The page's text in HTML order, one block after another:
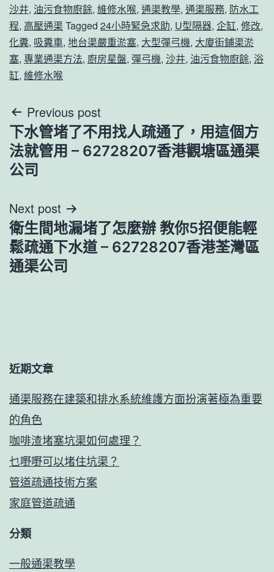
沙井, 油污食物廚餘, 維修水喉, 通渠教學, 通渠服務, 防水工
程, 高壓通渠 Tagged 24小時緊急求助, U型隔器, 企缸, 修改,
化糞, 吸糞車, 地台渠嚴重淤塞, 大型彈弓機, 大廈街鋪渠淤
塞, 專業通渠方法, 廚房星盤, 彈弓機, 沙井, 油污食物廚餘, 浴
缸, 維修水喉
文
章
導
覽
Previous post
下水管堵了不用找人疏通了，用這個方
法就管用 – 62728207香港觀塘區通渠
公司
Next post
衛生間地漏堵了怎麼辦 教你5招便能輕
鬆疏通下水道 – 62728207香港荃灣區
通渠公司
近期文章
通渠服務在建築和排水系統維護方面扮演著極為重要
的角色
咖啡渣堵塞坑渠如何處理？
乜嘢嘢可以堵住坑渠？
管道疏通技術方案
家庭管道疏通
分類
一般通渠教學